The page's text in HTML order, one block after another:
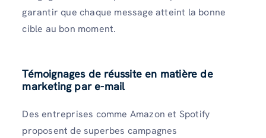
garantir que chaque message atteint la bonne
cible au bon moment.
Témoignages de réussite en matière de
marketing par e-mail
Des entreprises comme Amazon et Spotify
proposent de superbes campagnes